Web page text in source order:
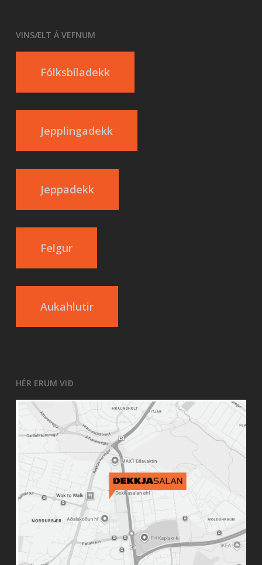
VINSÆLT Á VEFNUM
Fólksbíladekk
Jepplingadekk
Jeppadekk
Felgur
Aukahlutir
HÉR ERUM VIÐ